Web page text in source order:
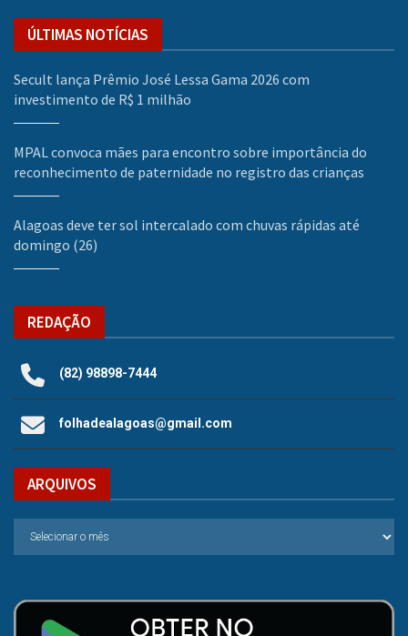
ÚLTIMAS NOTÍCIAS
Secult lança Prêmio José Lessa Gama 2026 com
investimento de R$ 1 milhão
MPAL convoca mães para encontro sobre importância do
reconhecimento de paternidade no registro das crianças
Alagoas deve ter sol intercalado com chuvas rápidas até
domingo (26)
REDAÇÃO
(82) 98898-7444
folhadealagoas@gmail.com
ARQUIVOS